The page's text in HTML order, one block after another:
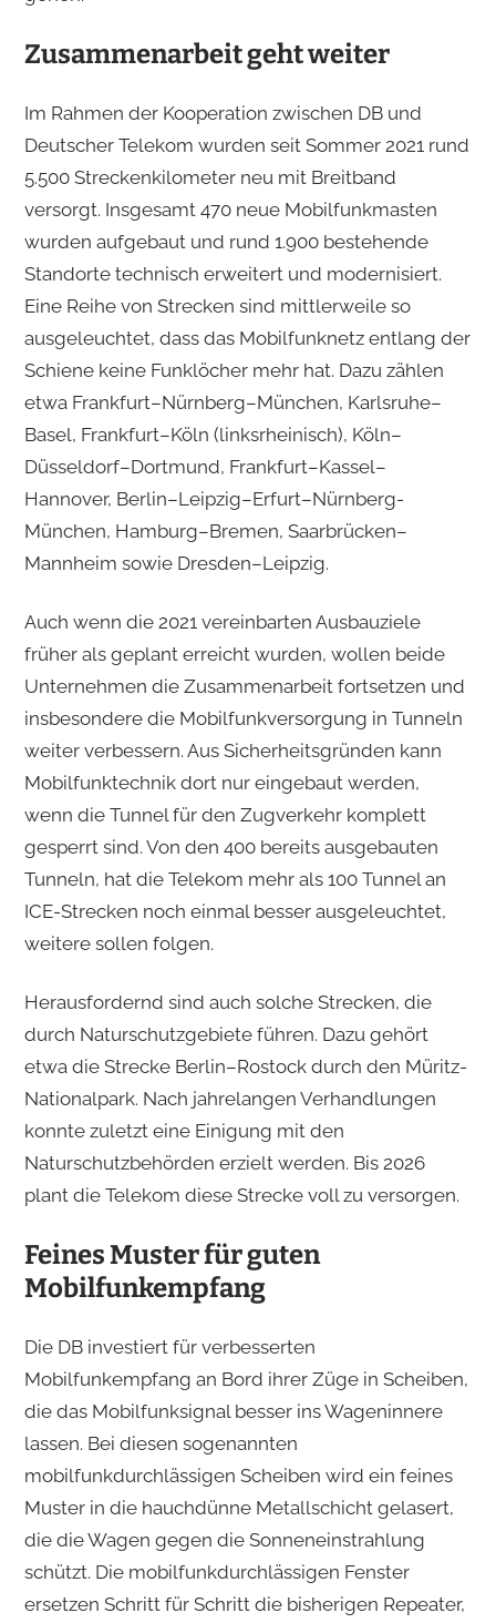
Zusammenarbeit geht weiter
Im Rahmen der Kooperation zwischen DB und
Deutscher Telekom wurden seit Sommer 2021 rund
5.500 Streckenkilometer neu mit Breitband
versorgt. Insgesamt 470 neue Mobilfunkmasten
wurden aufgebaut und rund 1.900 bestehende
Standorte technisch erweitert und modernisiert.
Eine Reihe von Strecken sind mittlerweile so
ausgeleuchtet, dass das Mobilfunknetz entlang der
Schiene keine Funklöcher mehr hat. Dazu zählen
etwa Frankfurt–Nürnberg–München, Karlsruhe–
Basel, Frankfurt–Köln (linksrheinisch), Köln–
Düsseldorf–Dortmund, Frankfurt–Kassel–
Hannover, Berlin–Leipzig–Erfurt–Nürnberg-
München, Hamburg–Bremen, Saarbrücken–
Mannheim sowie Dresden–Leipzig.
Auch wenn die 2021 vereinbarten Ausbauziele
früher als geplant erreicht wurden, wollen beide
Unternehmen die Zusammenarbeit fortsetzen und
insbesondere die Mobilfunkversorgung in Tunneln
weiter verbessern. Aus Sicherheitsgründen kann
Mobilfunktechnik dort nur eingebaut werden,
wenn die Tunnel für den Zugverkehr komplett
gesperrt sind. Von den 400 bereits ausgebauten
Tunneln, hat die Telekom mehr als 100 Tunnel an
ICE-Strecken noch einmal besser ausgeleuchtet,
weitere sollen folgen.
Herausfordernd sind auch solche Strecken, die
durch Naturschutzgebiete führen. Dazu gehört
etwa die Strecke Berlin–Rostock durch den Müritz-
Nationalpark. Nach jahrelangen Verhandlungen
konnte zuletzt eine Einigung mit den
Naturschutzbehörden erzielt werden. Bis 2026
plant die Telekom diese Strecke voll zu versorgen.
Feines Muster für guten
Mobilfunkempfang
Die DB investiert für verbesserten
Mobilfunkempfang an Bord ihrer Züge in Scheiben,
die das Mobilfunksignal besser ins Wageninnere
lassen. Bei diesen sogenannten
mobilfunkdurchlässigen Scheiben wird ein feines
Muster in die hauchdünne Metallschicht gelasert,
die die Wagen gegen die Sonneneinstrahlung
schützt. Die mobilfunkdurchlässigen Fenster
ersetzen Schritt für Schritt die bisherigen Repeater,